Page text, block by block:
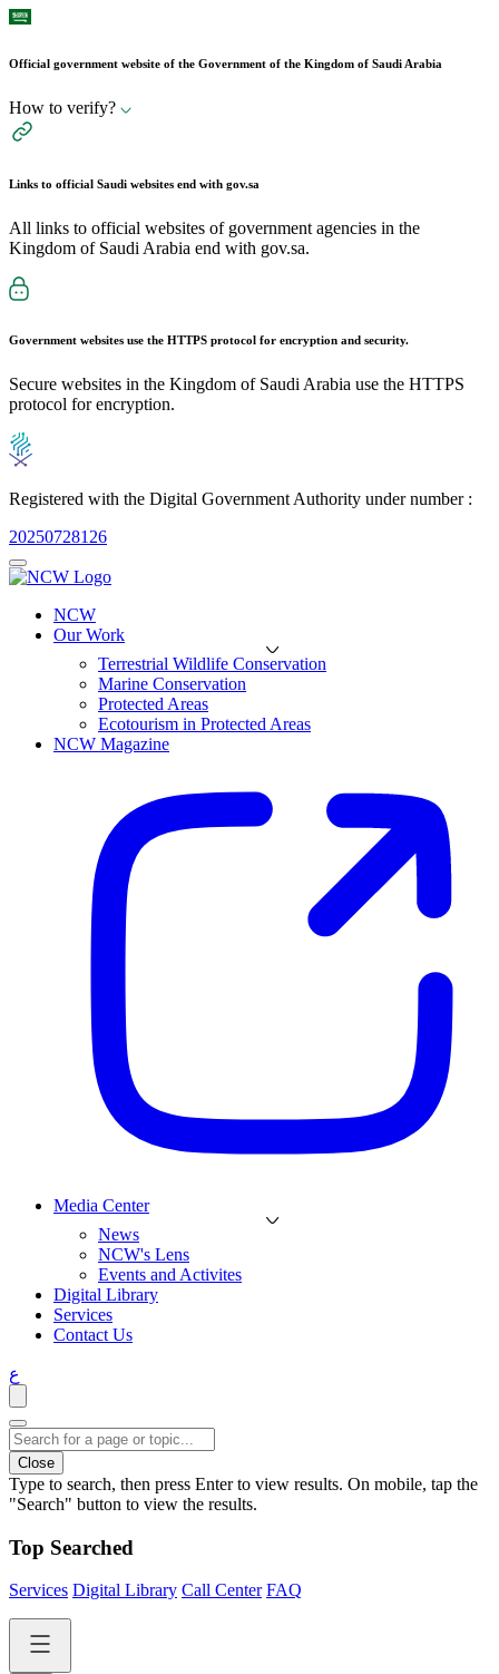
Official government website of the Government of the Kingdom of Saudi Arabia
How to verify?
Links to official Saudi websites end with gov.sa
All links to official websites of government agencies in the
Kingdom of Saudi Arabia end with gov.sa.
Government websites use the HTTPS protocol for encryption and security.
Secure websites in the Kingdom of Saudi Arabia use the HTTPS
protocol for encryption.
Registered with the Digital Government Authority under number :
20250728126
NCW
Our Work
Terrestrial Wildlife Conservation
Marine Conservation
Protected Areas
Ecotourism in Protected Areas
NCW Magazine
Media Center
News
NCW's Lens
Events and Activites
Digital Library
Services
Contact Us
ع
Close
Type to search, then press Enter to view results. On mobile, tap the
"Search" button to view the results.
Top Searched
Services Digital Library Call Center FAQ